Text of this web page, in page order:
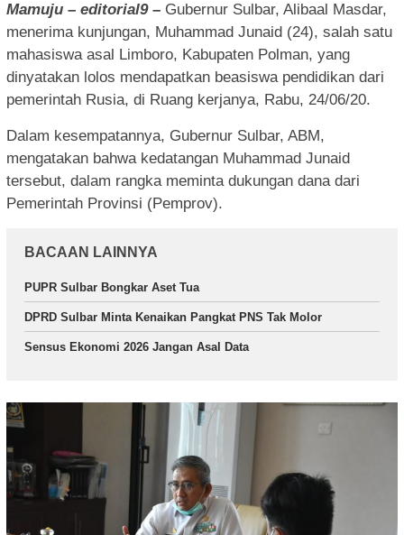
Mamuju – editorial9 – Gubernur Sulbar, Alibaal Masdar,
menerima kunjungan, Muhammad Junaid (24), salah satu
mahasiswa asal Limboro, Kabupaten Polman, yang
dinyatakan lolos mendapatkan beasiswa pendidikan dari
pemerintah Rusia, di Ruang kerjanya, Rabu, 24/06/20.
Dalam kesempatannya, Gubernur Sulbar, ABM,
mengatakan bahwa kedatangan Muhammad Junaid
tersebut, dalam rangka meminta dukungan dana dari
Pemerintah Provinsi (Pemprov).
BACAAN LAINNYA
PUPR Sulbar Bongkar Aset Tua
DPRD Sulbar Minta Kenaikan Pangkat PNS Tak Molor
Sensus Ekonomi 2026 Jangan Asal Data